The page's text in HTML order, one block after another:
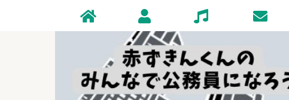
Home Profile Zakki Contact